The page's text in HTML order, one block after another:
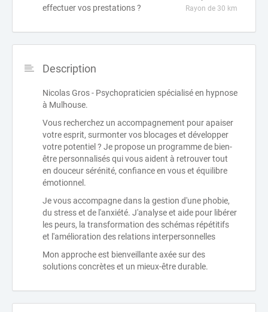
effectuer vos prestations ?
Rayon de 30 km
Description
Nicolas Gros - Psychopraticien spécialisé en hypnose
à Mulhouse.
Vous recherchez un accompagnement pour apaiser
votre esprit, surmonter vos blocages et développer
votre potentiel ? Je propose un programme de bien-
être personnalisés qui vous aident à retrouver tout
en douceur sérénité, confiance en vous et équilibre
émotionnel.
Je vous accompagne dans la gestion d'une phobie,
du stress et de l'anxiété. J'analyse et aide pour libérer
les peurs, la transformation des schémas répétitifs
et l'amélioration des relations interpersonnelles
Mon approche est bienveillante axée sur des
solutions concrètes et un mieux-être durable.